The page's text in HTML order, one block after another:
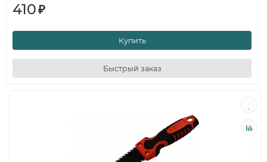
410₽
Купить
Быстрый заказ